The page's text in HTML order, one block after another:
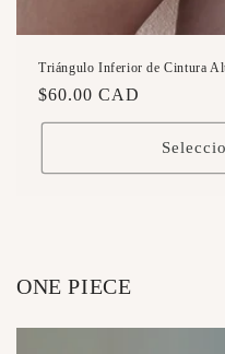
Triángulo Inferior de Cintura
Precio
habitual
$60.00 CAD
ONE PIECE